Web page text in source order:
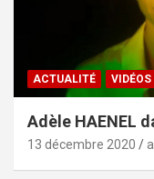
ACTUALITÉ
Adèle HAENEL
13 décembre 2020